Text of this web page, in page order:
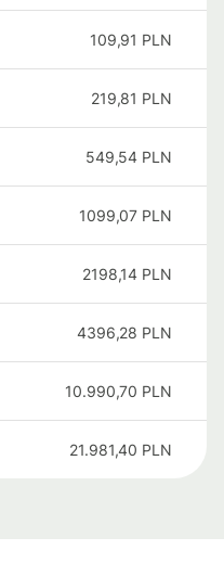
109,91 PLN
219,81 PLN
549,54 PLN
1099,07 PLN
2198,14 PLN
4396,28 PLN
10.990,70 PLN
21.981,40 PLN